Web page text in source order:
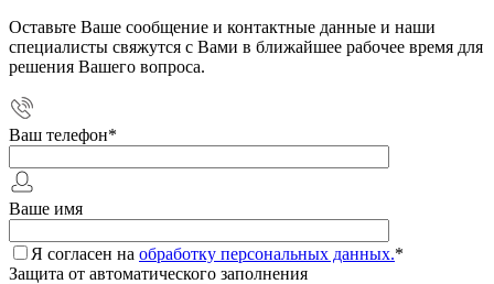
Оставьте Ваше сообщение и контактные данные и наши
специалисты свяжутся с Вами в ближайшее рабочее время для
решения Вашего вопроса.
Ваш телефон*
Ваше имя
Я согласен на обработку персональных данных.*
Защита от автоматического заполнения